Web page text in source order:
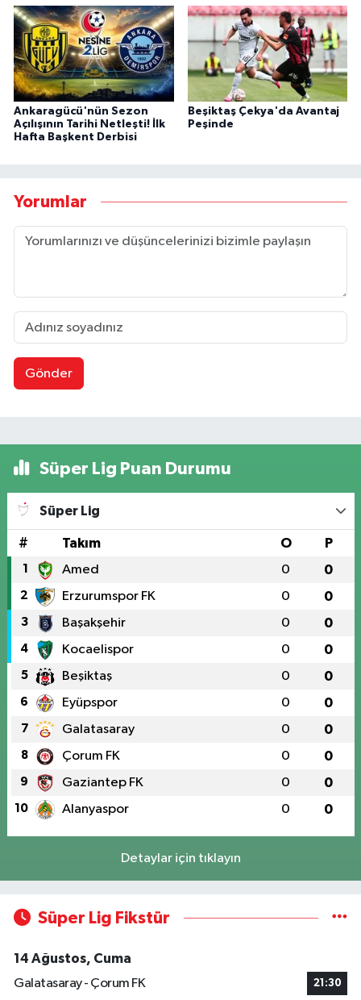
Ankaragücü'nün Sezon
Açılışının Tarihi Netleşti! İlk
Hafta Başkent Derbisi
Beşiktaş Çekya'da Avantaj
Peşinde
Yorumlar
Gönder
Süper Lig Puan Durumu
Süper Lig
# Takım O P
1 Amed 0 0
2 Erzurumspor FK 0 0
3 Başakşehir 0 0
4 Kocaelispor 0 0
5 Beşiktaş 0 0
6 Eyüpspor 0 0
7 Galatasaray 0 0
8 Çorum FK 0 0
9 Gaziantep FK 0 0
10 Alanyaspor 0 0
Detaylar için tıklayın
Süper Lig Fikstür
14 Ağustos, Cuma
Galatasaray - Çorum FK
21:30